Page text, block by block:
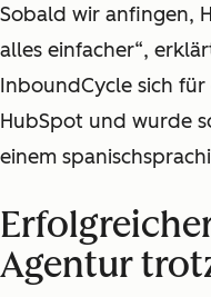
Sobald wir anfingen,
alles einfacher“,
InboundCycle sich
HubSpot und wurde
einem
Agentur